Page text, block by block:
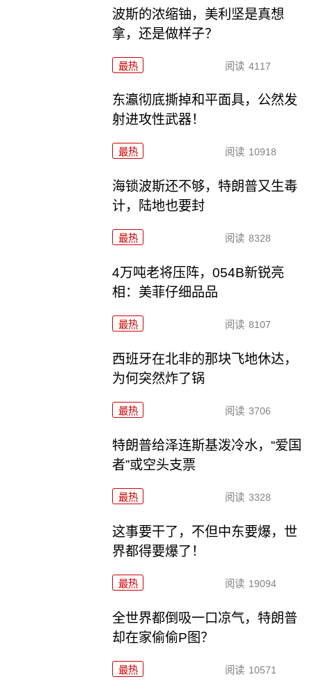
波斯的浓缩铀，美利坚是真想
拿，还是做样子？
最热 阅读 4117
东瀛彻底撕掉和平面具，公然发
射进攻性武器！
最热 阅读 10918
海锁波斯还不够，特朗普又生毒
计，陆地也要封
最热 阅读 8328
4万吨老将压阵，054B新锐亮
相：美菲仔细品品
最热 阅读 8107
西班牙在北非的那块飞地休达，
为何突然炸了锅
最热 阅读 3706
特朗普给泽连斯基泼冷水，“爱国
者”或空头支票
最热 阅读 3328
这事要干了，不但中东要爆，世
界都得要爆了！
最热 阅读 19094
全世界都倒吸一口凉气，特朗普
却在家偷偷P图？
最热 阅读 10571